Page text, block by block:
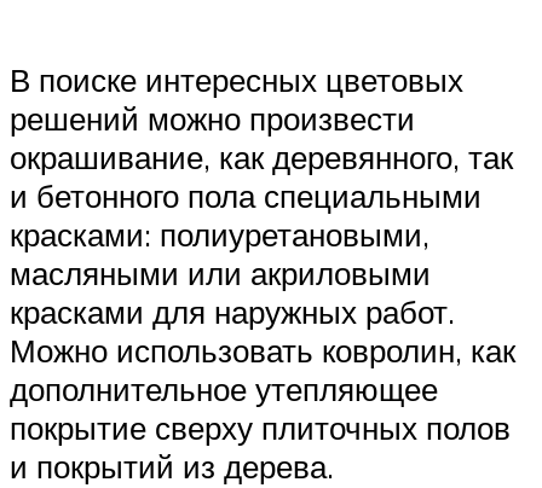
В поиске интересных цветовых
решений можно произвести
окрашивание, как деревянного, так
и бетонного пола специальными
красками: полиуретановыми,
масляными или акриловыми
красками для наружных работ.
Можно использовать ковролин, как
дополнительное утепляющее
покрытие сверху плиточных полов
и покрытий из дерева.